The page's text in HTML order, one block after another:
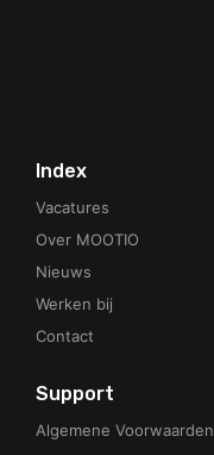
Index
Vacatures
Over MOOTIO
Nieuws
Werken bij
Contact
Support
Algemene Voorwaarden